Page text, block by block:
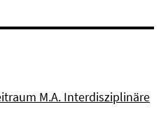
M.A. Interdisziplinäre